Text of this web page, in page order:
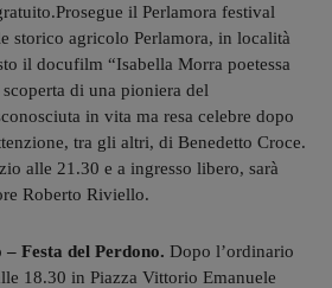
il Perlamora festival
storico agricolo Perlamora, in località
il docufilm “Isabella Morra poetessa
di una pioniera del
in vita ma resa celebre dopo
tra gli altri, di Benedetto Croce.
alle 21.30 e a ingresso libero, sarà
Roberto Riviello.
Festa del Perdono. Dopo l’ordinario
18.30 in Piazza Vittorio Emanuele